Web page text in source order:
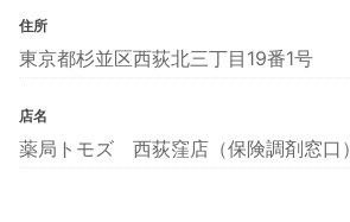
住所
東京都杉並区西荻北三丁目19番1号
店名
薬局トモズ 西荻窪店（保険調剤窓口）